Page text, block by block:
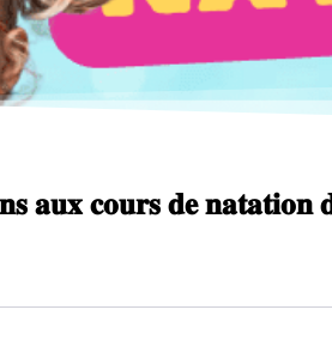
𝐚𝐮𝐱 𝐜𝐨𝐮𝐫𝐬 𝐝𝐞 𝐧𝐚𝐭𝐚𝐭𝐢𝐨𝐧